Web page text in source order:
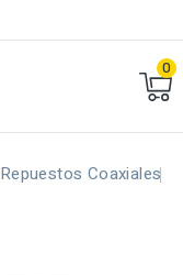
0
Repuestos Coaxiales